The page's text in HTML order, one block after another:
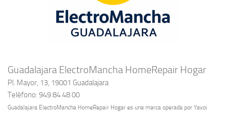
Guadalajara ElectroMancha HomeRepair Hogar
Pl. Mayor, 13, 19001 Guadalajara
Teléfono: 949 84 48 00
Guadalajara ElectroMancha HomeRepair Hogar es una marca operada por Yavoi